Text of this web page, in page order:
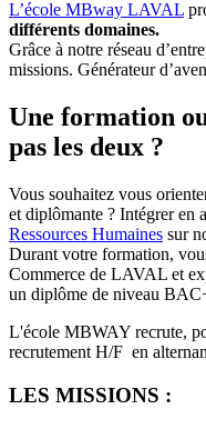
L’école MBway LAVAL
différents domaines.
Grâce à notre réseau
missions. Générateur
Une formation
pas les deux ?
Vous souhaitez vous
et diplômante ? Intégrer en
Ressources Humaines sur
Durant votre formation,
Commerce de LAVAL et
un diplôme de niveau
L'école MBWAY recrute,
recrutement H/F en
LES MISSIONS :